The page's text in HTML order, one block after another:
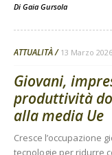
Di Gaia Gursola
ATTUALITÀ 13 Marzo 2026
Giovani,
produttività
alla media Ue
Cresce l’occupazione
tecnologie per ridurre